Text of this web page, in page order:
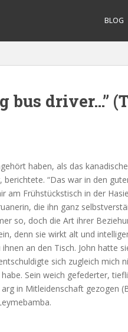
BLOG
bus driver…”
haben, als das
“Das war in den
am Frühstückstisch in der
die ihn ganz
so, doch die Art ihrer
denn sie wirkt alt und
an den Tisch. John hatte
sich zugleich mich
Sein weich gefederter,
in Mitleidenschaft gezogen